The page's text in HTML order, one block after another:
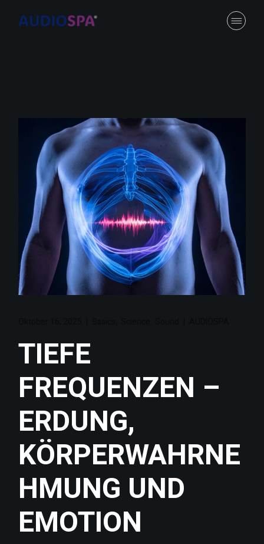
TIEFE
FREQUENZEN –
ERDUNG,
KÖRPERWAHRNE
HMUNG UND
EMOTION